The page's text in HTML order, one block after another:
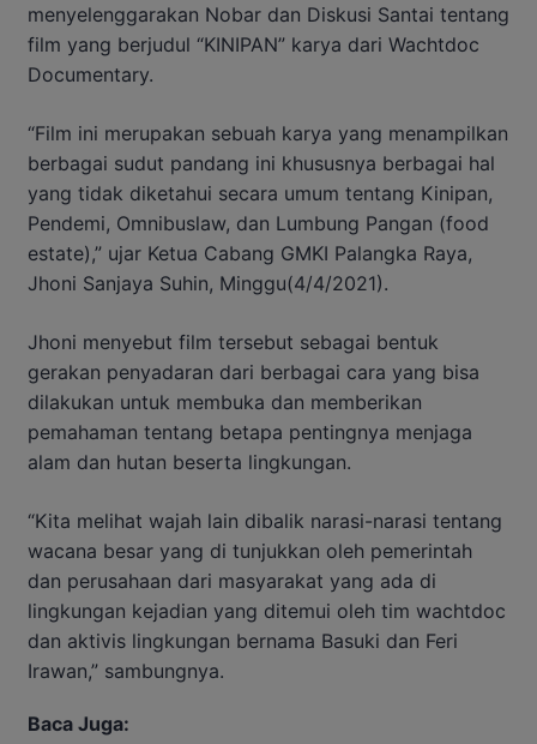
menyelenggarakan Nobar dan Diskusi Santai tentang
film yang berjudul “KINIPAN” karya dari Wachtdoc
Documentary.
“Film ini merupakan sebuah karya yang menampilkan
berbagai sudut pandang ini khususnya berbagai hal
yang tidak diketahui secara umum tentang Kinipan,
Pendemi, Omnibuslaw, dan Lumbung Pangan (food
estate),” ujar Ketua Cabang GMKI Palangka Raya,
Jhoni Sanjaya Suhin, Minggu(4/4/2021).
Jhoni menyebut film tersebut sebagai bentuk
gerakan penyadaran dari berbagai cara yang bisa
dilakukan untuk membuka dan memberikan
pemahaman tentang betapa pentingnya menjaga
alam dan hutan beserta lingkungan.
“Kita melihat wajah lain dibalik narasi-narasi tentang
wacana besar yang di tunjukkan oleh pemerintah
dan perusahaan dari masyarakat yang ada di
lingkungan kejadian yang ditemui oleh tim wachtdoc
dan aktivis lingkungan bernama Basuki dan Feri
Irawan,” sambungnya.
Baca Juga: